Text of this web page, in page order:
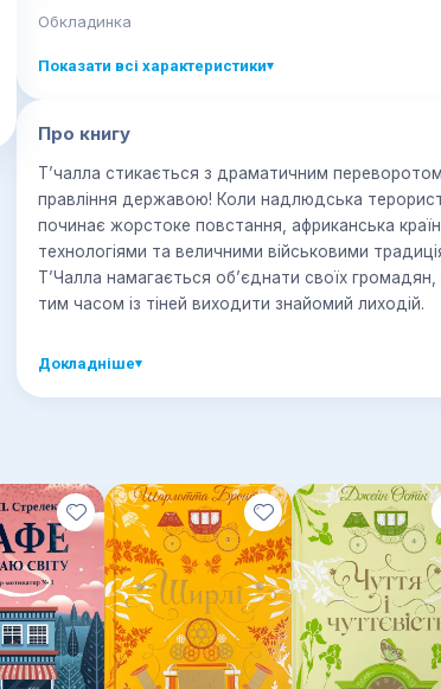
Обкладинка
Показати всі характеристики▾
Про книгу
Т’чалла стикається з драматичним
правління державою! Коли надлюдська
починає жорстоке повстання, африканська
технологіями та величними військовими
Т’Чалла намагається об’єднати своїх
тим часом із тіней виходити знайомий лиходій.
Докладніше▾